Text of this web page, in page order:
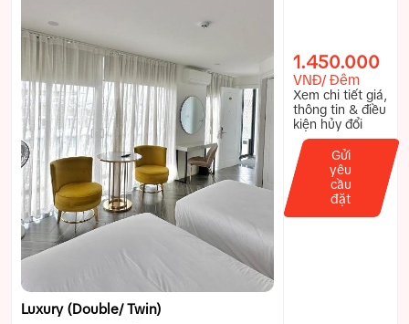
Luxury (Double/ Twin)
1.450.000
VNĐ/ Đêm
Xem chi tiết giá,
thông tin & điều
kiện hủy đổi
Gửi
yêu
cầu
đặt